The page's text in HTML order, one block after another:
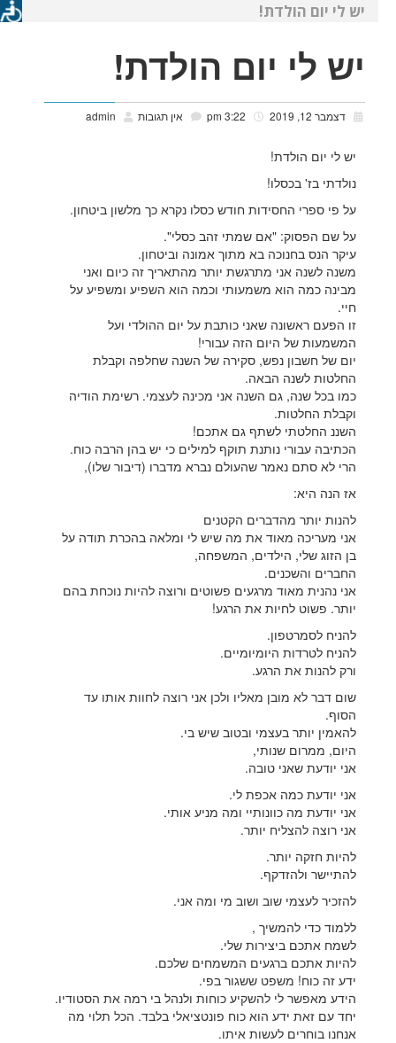
יש לי יום הולדת!
יש לי יום הולדת!
דצמבר 12, 2019 אין תגובות admin
יש לי יום הולדת!
נולדתי בז' בכסלו!
על פי ספרי החסידות חודש כסלו נקרא כך מלשון ביטחון.
על שם הפסוק: "אם שמתי זהב כסלי".
עיקר הנס בחנוכה בא מתוך אמונה וביטחון.
משנה לשנה אני מתרגשת יותר מהתאריך זה כיום ואני
מבינה כמה הוא משמעותי וכמה הוא השפיע ומשפיע על
חיי.
זו הפעם ראשונה שאני כותבת על יום ההולדי ועל
המשמעות של היום הזה עבורי!
יום של חשבון נפש, סקירה של השנה שחלפה וקבלת
החלטות לשנה הבאה.
כמו בכל שנה, גם השנה אני מכינה לעצמי. רשימת הודיה
וקבלת החלטות.
השננ החלטתי לשתף גם אתכם!
הכתיבה עבורי נותנת תוקף למילים כי יש בהן הרבה כוח.
הרי לא סתם נאמר שהעולם נברא מדברו (דיבור שלו),
אז הנה היא:
להנות יותר מהדברים הקטנים
אני מעריכה מאוד את מה שיש לי ומלאה בהכרת תודה על
בן הזוג שלי, הילדים, המשפחה,
החברים והשכנים.
אני נהנית מאוד מרגעים פשוטים ורוצה להיות נוכחת בהם
יותר. פשוט לחיות את הרגע!
להניח לסמרטפון.
להניח לטרדות היומיומיים.
ורק להנות את הרגע.
שום דבר לא מובן מאליו ולכן אני רוצה לחוות אותו עד
הסוף.
להאמין יותר בעצמי ובטוב שיש בי.
היום, ממרום שנותי,
אני יודעת שאני טובה.
אני יודעת כמה אכפת לי.
אני יודעת מה כוונותיי ומה מניע אותי.
אני רוצה להצליח יותר.
להיות חזקה יותר.
להתיישר ולהזדקף.
להזכיר לעצמי שוב ושוב מי ומה אני.
ללמוד כדי להמשיך ,
לשמח אתכם ביצירות שלי.
להיות אתכם ברגעים המשמחים שלכם.
ידע זה כוח! משפט ששגור בפי.
הידע מאפשר לי להשקיע כוחות ולנהל בי רמה את הסטודיו.
יחד עם זאת ידע הוא כוח פונטציאלי בלבד. הכל תלוי מה
אנחנו בוחרים לעשות איתו.